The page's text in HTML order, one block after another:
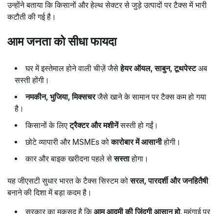
उन्होंने बताया कि किसानों और हेल्थ सेक्टर से जुड़े उत्पादों पर टैक्स में भारी
कटौती की गई है।
आम जनता को सीधा फायदा
घर में इस्तेमाल होने वाली चीज़ें जैसेहेयर ऑयल,साबुन,टूथपेस्टअब
सस्ती होंगी।
नमकीन, भुजिया,मिक्सचरजैसे खाने के सामान पर टैक्स कम हो गया
है।
किसानों के लिएट्रैक्टर और मशीनेंसस्ती हो गईं।
छोटे व्यापारी और MSMEs कोकारोबार में आसानीहोगी।
कार और बाइक खरीदना पहले सेसस्ताहोगा।
यह जीएसटी सुधार भारत के टैक्स सिस्टम कोसरल,पारदर्शी और जनहितैषी
बनाने की दिशा में बड़ा कदम है।
सरकार का मकसद है किआम आदमी की जिंदगी आसान हो, महंगाई पर